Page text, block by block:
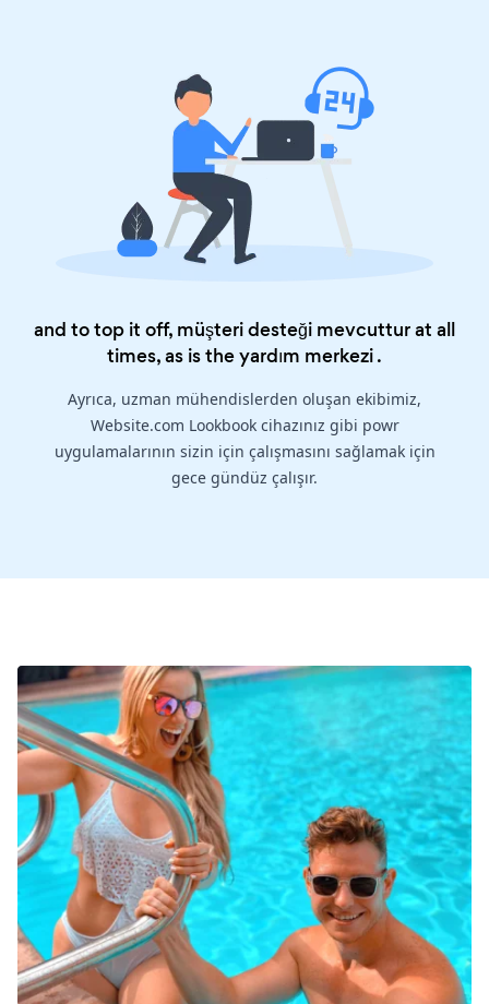
and to top it off, müşteri desteği mevcuttur at all
times, as is theyardım merkezi.
Ayrıca, uzman mühendislerden oluşan ekibimiz,
Website.com Lookbook cihazınız gibi powr
uygulamalarının sizin için çalışmasını sağlamak için
gece gündüz çalışır.